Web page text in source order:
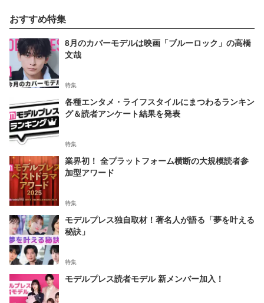
おすすめ特集
8月のカバーモデルは映画「ブルーロック」の高橋
文哉
特集
各種エンタメ・ライフスタイルにまつわるランキン
グ＆読者アンケート結果を発表
特集
業界初！ 全プラットフォーム横断の大規模読者参
加型アワード
特集
モデルプレス独自取材！著名人が語る「夢を叶える
秘訣」
特集
モデルプレス読者モデル 新メンバー加入！